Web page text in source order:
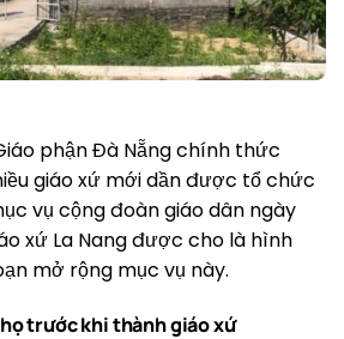
phận Đà Nẵng chính thức
giáo xứ mới dần được tổ chức
vụ cộng đoàn giáo dân ngày
xứ La Nang được cho là hình
mở rộng mục vụ này.
trước khi thành giáo xứ